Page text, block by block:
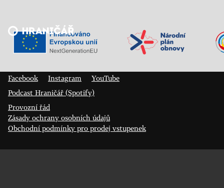
Veřejný sál Hraničář, spolek
Facebook
Instagram
YouTube
Podcast Hraničář (Spotify)
Provozní řád
Zásady ochrany osobních údajů
Obchodní podmínky pro prodej vstupenek